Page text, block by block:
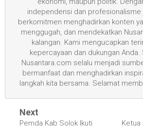
independensi dan profesionalisme
berkomitmen menghadirkan konten
menggugah, dan mendekatkan
kalangan. Kami mengucapkan
kepercayaan dan dukungan
Nusantara.com selalu menjadi
bermanfaat dan menghadirkan
langkah kita bersama. Selamat
Next
Pemda Kab Solok Ikuti
Ketua